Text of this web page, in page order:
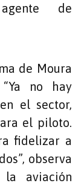
de
de Moura
no hay
el sector,
el piloto.
fidelizar a
observa
la aviación